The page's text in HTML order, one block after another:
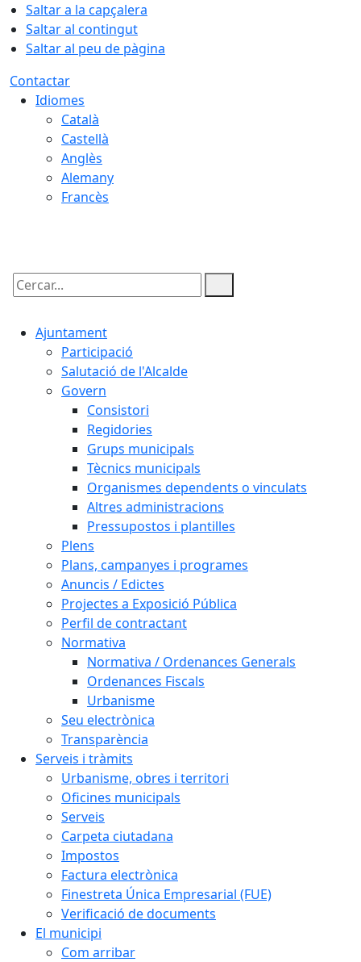
Saltar a la capçalera
Saltar al contingut
Saltar al peu de pàgina
Contactar
Idiomes
Català
Castellà
Anglès
Alemany
Francès
Cercar:
Ajuntament
Participació
Salutació de l'Alcalde
Govern
Consistori
Regidories
Grups municipals
Tècnics municipals
Organismes dependents o vinculats
Altres administracions
Pressupostos i plantilles
Plens
Plans, campanyes i programes
Anuncis / Edictes
Projectes a Exposició Pública
Perfil de contractant
Normativa
Normativa / Ordenances Generals
Ordenances Fiscals
Urbanisme
Seu electrònica
Transparència
Serveis i tràmits
Urbanisme, obres i territori
Oficines municipals
Serveis
Carpeta ciutadana
Impostos
Factura electrònica
Finestreta Única Empresarial (FUE)
Verificació de documents
El municipi
Com arribar